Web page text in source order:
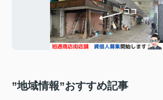
”地域情報”おすすめ記事